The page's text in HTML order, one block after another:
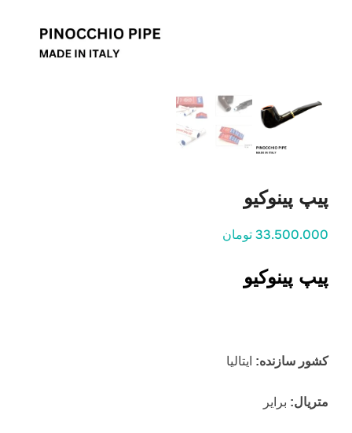
پیپ پینوکیو
33.500.000 تومان
پیپ پینوکیو
کشور سازنده: ایتالیا
متریال: برایر